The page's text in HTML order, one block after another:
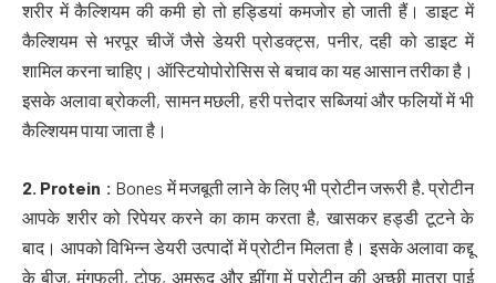
शरीर में कैल्शियम की कमी हो तो हड्डियां कमजोर हो जाती हैं। डाइट में
कैल्शियम से भरपूर चीजें जैसे डेयरी प्रोडक्ट्स, पनीर, दही को डाइट में
शामिल करना चाहिए। ऑस्टियोपोरोसिस से बचाव का यह आसान तरीका है।
इसके अलावा ब्रोकली, सामन मछली, हरी पत्तेदार सब्जियां और फलियों में भी
कैल्शियम पाया जाता है।
2. Protein : Bones में मजबूती लाने के लिए भी प्रोटीन जरूरी है. प्रोटीन
आपके शरीर को रिपेयर करने का काम करता है, खासकर हड्डी टूटने के
बाद। आपको विभिन्न डेयरी उत्पादों में प्रोटीन मिलता है। इसके अलावा कद्दू
के बीज, मूंगफली, टोफू, अमरूद और झींगा में प्रोटीन की अच्‍छी मात्रा पाई